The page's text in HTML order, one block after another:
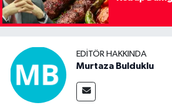
EDITÖR HAKKINDA
Murtaza Bulduklu